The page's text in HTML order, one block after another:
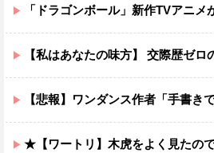
「ドラゴンボール」新作TVアニメが
【私はあなたの味方】 交際歴ゼロの同級生宅に唐揚げや
【悲報】ワンダンス作者「手書きでダンスアニメ描いてみました」
★【ワートリ】木虎をよく見たのでこの子がメインヒロインだと思っ